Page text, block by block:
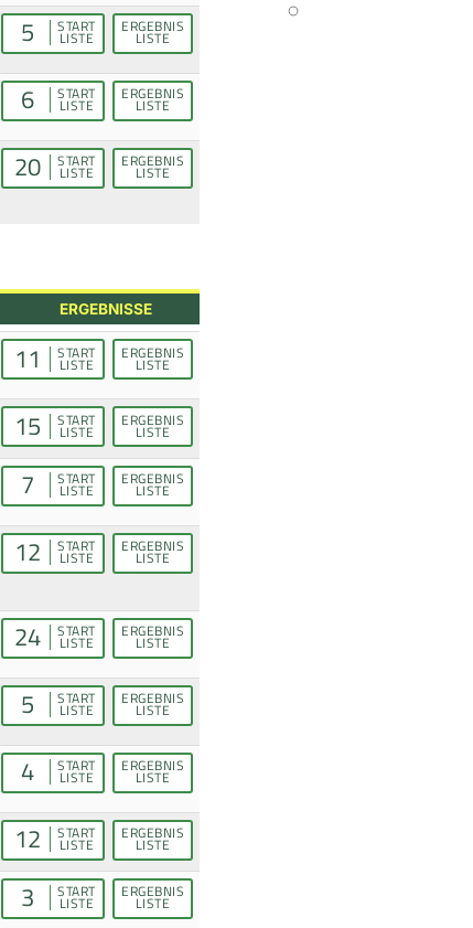
5 START
LISTE
ERGEBNIS
LISTE
6 START
LISTE
ERGEBNIS
LISTE
20 START
LISTE
ERGEBNIS
LISTE
ERGEBNISSE
11 START
LISTE
ERGEBNIS
LISTE
15 START
LISTE
ERGEBNIS
LISTE
7 START
LISTE
ERGEBNIS
LISTE
12 START
LISTE
ERGEBNIS
LISTE
24 START
LISTE
ERGEBNIS
LISTE
5 START
LISTE
ERGEBNIS
LISTE
4 START
LISTE
ERGEBNIS
LISTE
12 START
LISTE
ERGEBNIS
LISTE
3 START
LISTE
ERGEBNIS
LISTE